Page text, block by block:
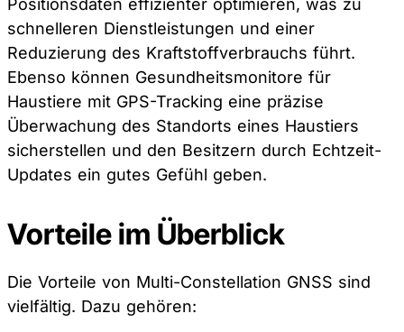
Positionsdaten effizienter optimieren, was zu
schnelleren Dienstleistungen und einer
Reduzierung des Kraftstoffverbrauchs führt.
Ebenso können Gesundheitsmonitore für
Haustiere mit GPS-Tracking eine präzise
Überwachung des Standorts eines Haustiers
sicherstellen und den Besitzern durch Echtzeit-
Updates ein gutes Gefühl geben.
Vorteile im Überblick
Die Vorteile von Multi-Constellation GNSS sind
vielfältig. Dazu gehören: